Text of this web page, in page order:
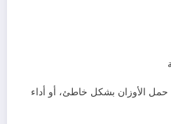
حمل الأوزان بشكل خاطئ، أو أداء